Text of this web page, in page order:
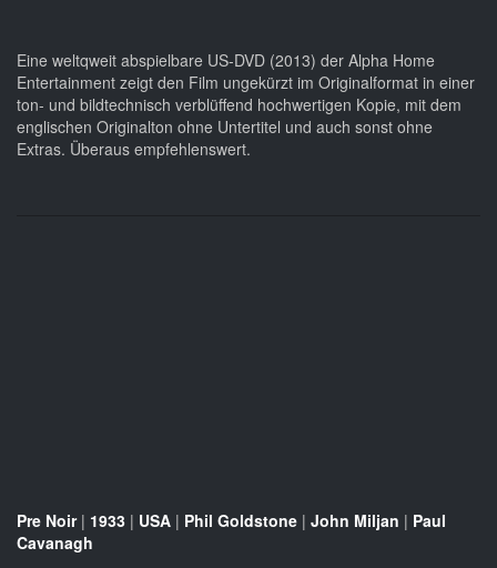
Eine weltqweit abspielbare US-DVD (2013) der Alpha Home
Entertainment zeigt den Film ungekürzt im Originalformat in einer
ton- und bildtechnisch verblüffend hochwertigen Kopie, mit dem
englischen Originalton ohne Untertitel und auch sonst ohne
Extras. Überaus empfehlenswert.
Pre Noir| 1933 | USA | Phil Goldstone | John Miljan | Paul
Cavanagh